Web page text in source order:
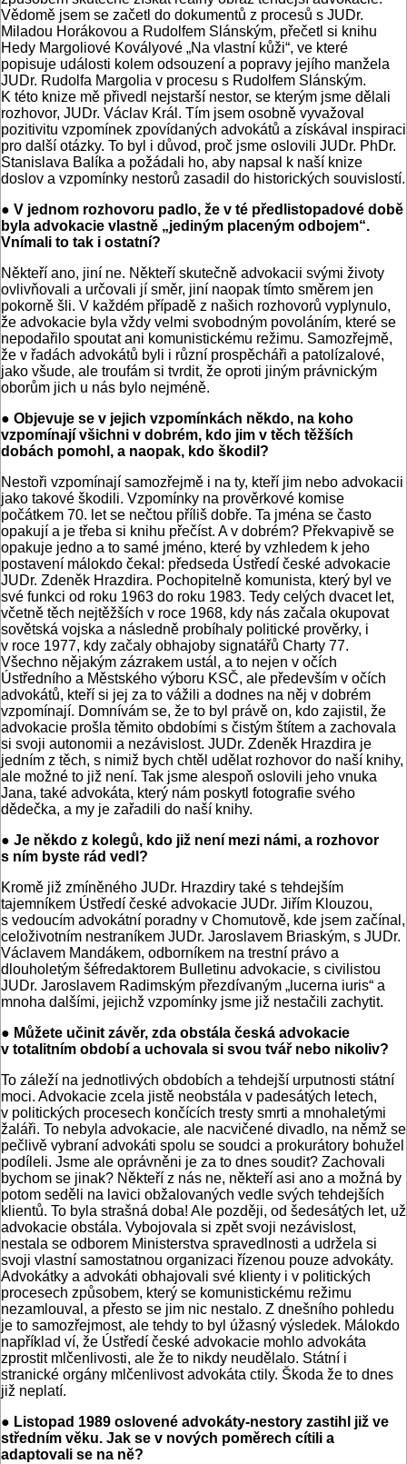
Vědomě jsem se začetl do dokumentů z procesů s JUDr.
Miladou Horákovou a Rudolfem Slánským, přečetl si knihu
Hedy Margoliové Kovályové „Na vlastní kůži“, ve které
popisuje události kolem odsouzení a popravy jejího manžela
JUDr. Rudolfa Margolia v procesu s Rudolfem Slánským.
K této knize mě přivedl nejstarší nestor, se kterým jsme dělali
rozhovor, JUDr. Václav Král. Tím jsem osobně vyvažoval
pozitivitu vzpomínek zpovídaných advokátů a získával inspiraci
pro další otázky. To byl i důvod, proč jsme oslovili JUDr. PhDr.
Stanislava Balíka a požádali ho, aby napsal k naší knize
doslov a vzpomínky nestorů zasadil do historických souvislostí.
● V jednom rozhovoru padlo, že v té předlistopadové době
byla advokacie vlastně „jediným placeným odbojem“.
Vnímali to tak i ostatní?
Někteří ano, jiní ne. Někteří skutečně advokacii svými životy
ovlivňovali a určovali jí směr, jiní naopak tímto směrem jen
pokorně šli. V každém případě z našich rozhovorů vyplynulo,
že advokacie byla vždy velmi svobodným povoláním, které se
nepodařilo spoutat ani komunistickému režimu. Samozřejmě,
že v řadách advokátů byli i různí prospěcháři a patolízalové,
jako všude, ale troufám si tvrdit, že oproti jiným právnickým
oborům jich u nás bylo nejméně.
● Objevuje se v jejich vzpomínkách někdo, na koho
vzpomínají všichni v dobrém, kdo jim v těch těžších
dobách pomohl, a naopak, kdo škodil?
Nestoři vzpomínají samozřejmě i na ty, kteří jim nebo advokacii
jako takové škodili. Vzpomínky na prověrkové komise
počátkem 70. let se nečtou příliš dobře. Ta jména se často
opakují a je třeba si knihu přečíst. A v dobrém? Překvapivě se
opakuje jedno a to samé jméno, které by vzhledem k jeho
postavení málokdo čekal: předseda Ústředí české advokacie
JUDr. Zdeněk Hrazdira. Pochopitelně komunista, který byl ve
své funkci od roku 1963 do roku 1983. Tedy celých dvacet let,
včetně těch nejtěžších v roce 1968, kdy nás začala okupovat
sovětská vojska a následně probíhaly politické prověrky, i
v roce 1977, kdy začaly obhajoby signatářů Charty 77.
Všechno nějakým zázrakem ustál, a to nejen v očích
Ústředního a Městského výboru KSČ, ale především v očích
advokátů, kteří si jej za to vážili a dodnes na něj v dobrém
vzpomínají. Domnívám se, že to byl právě on, kdo zajistil, že
advokacie prošla těmito obdobími s čistým štítem a zachovala
si svoji autonomii a nezávislost. JUDr. Zdeněk Hrazdira je
jedním z těch, s nimiž bych chtěl udělat rozhovor do naší knihy,
ale možné to již není. Tak jsme alespoň oslovili jeho vnuka
Jana, také advokáta, který nám poskytl fotografie svého
dědečka, a my je zařadili do naší knihy.
● Je někdo z kolegů, kdo již není mezi námi, a rozhovor
s ním byste rád vedl?
Kromě již zmíněného JUDr. Hrazdiry také s tehdejším
tajemníkem Ústředí české advokacie JUDr. Jiřím Klouzou,
s vedoucím advokátní poradny v Chomutově, kde jsem začínal,
celoživotním nestraníkem JUDr. Jaroslavem Briaským, s JUDr.
Václavem Mandákem, odborníkem na trestní právo a
dlouholetým šéfredaktorem Bulletinu advokacie, s civilistou
JUDr. Jaroslavem Radimským přezdívaným „lucerna iuris“ a
mnoha dalšími, jejichž vzpomínky jsme již nestačili zachytit.
● Můžete učinit závěr, zda obstála česká advokacie
v totalitním období a uchovala si svou tvář nebo nikoliv?
To záleží na jednotlivých obdobích a tehdejší urputnosti státní
moci. Advokacie zcela jistě neobstála v padesátých letech,
v politických procesech končících tresty smrti a mnohaletými
žaláři. To nebyla advokacie, ale nacvičené divadlo, na němž se
pečlivě vybraní advokáti spolu se soudci a prokurátory bohužel
podíleli. Jsme ale oprávněni je za to dnes soudit? Zachovali
bychom se jinak? Někteří z nás ne, někteří asi ano a možná by
potom seděli na lavici obžalovaných vedle svých tehdejších
klientů. To byla strašná doba! Ale později, od šedesátých let, už
advokacie obstála. Vybojovala si zpět svoji nezávislost,
nestala se odborem Ministerstva spravedlnosti a udržela si
svoji vlastní samostatnou organizaci řízenou pouze advokáty.
Advokátky a advokáti obhajovali své klienty i v politických
procesech způsobem, který se komunistickému režimu
nezamlouval, a přesto se jim nic nestalo. Z dnešního pohledu
je to samozřejmost, ale tehdy to byl úžasný výsledek. Málokdo
například ví, že Ústředí české advokacie mohlo advokáta
zprostit mlčenlivosti, ale že to nikdy neudělalo. Státní i
stranické orgány mlčenlivost advokáta ctily. Škoda že to dnes
již neplatí.
● Listopad 1989 oslovené advokáty-nestory zastihl již ve
středním věku. Jak se v nových poměrech cítili a
adaptovali se na ně?